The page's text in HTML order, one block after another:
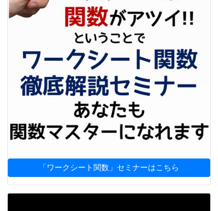
「ワークシート関数」セミナーはこちら